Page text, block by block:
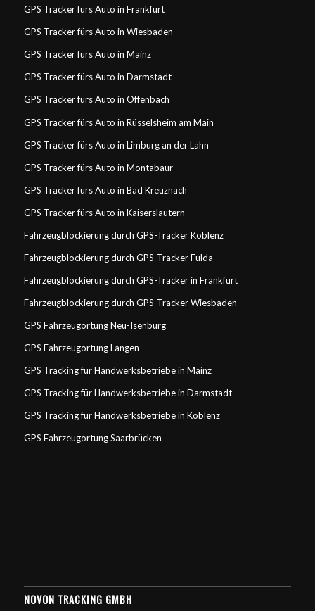
GPS Tracker fürs Auto in Frankfurt
GPS Tracker fürs Auto in Wiesbaden
GPS Tracker fürs Auto in Mainz
GPS Tracker fürs Auto in Darmstadt
GPS Tracker fürs Auto in Offenbach
GPS Tracker fürs Auto in Rüsselsheim am Main
GPS Tracker fürs Auto in Limburg an der Lahn
GPS Tracker fürs Auto in Montabaur
GPS Tracker fürs Auto in Bad Kreuznach
GPS Tracker fürs Auto in Kaiserslautern
Fahrzeugblockierung durch GPS-Tracker Koblenz
Fahrzeugblockierung durch GPS-Tracker Fulda
Fahrzeugblockierung durch GPS-Tracker in Frankfurt
Fahrzeugblockierung durch GPS-Tracker Wiesbaden
GPS Fahrzeugortung Neu-Isenburg
GPS Fahrzeugortung Langen
GPS Tracking für Handwerksbetriebe in Mainz
GPS Tracking für Handwerksbetriebe in Darmstadt
GPS Tracking für Handwerksbetriebe in Koblenz
GPS Fahrzeugortung Saarbrücken
NOVON TRACKING GMBH